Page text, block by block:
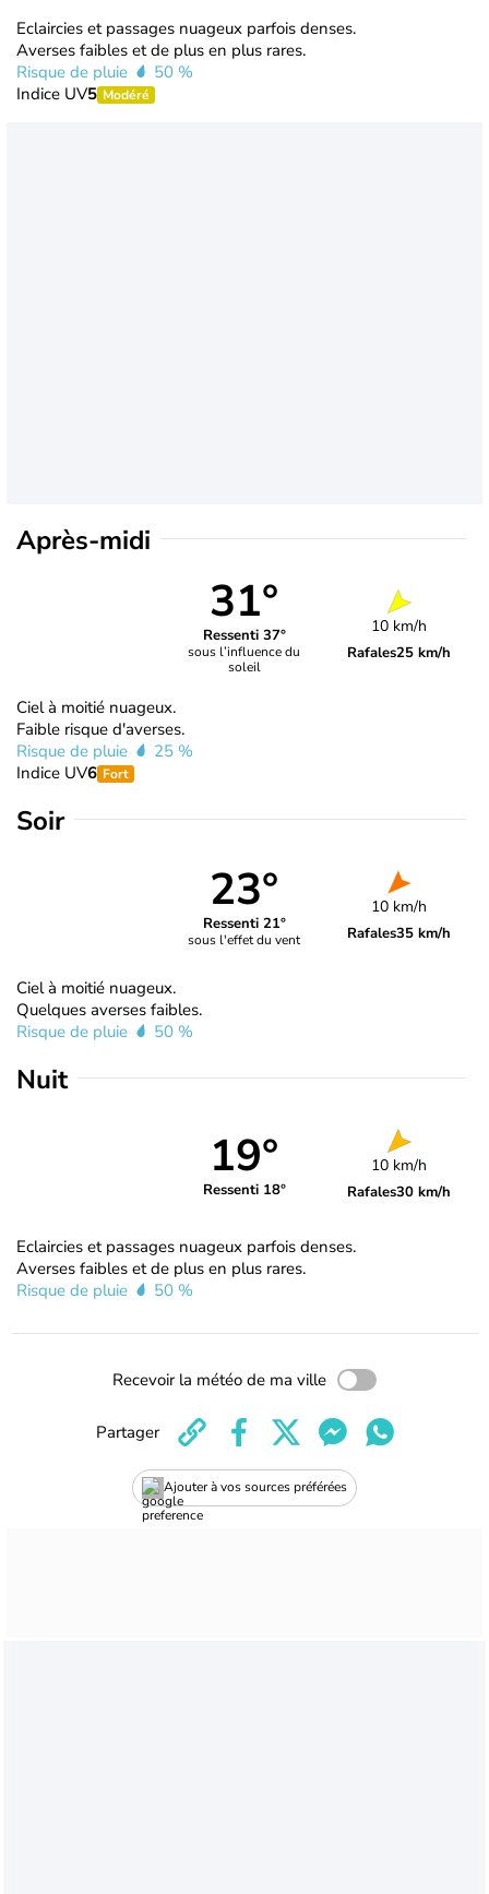
Eclaircies et passages nuageux parfois denses.
Averses faibles et de plus en plus rares.
Risque de pluie
50 %
Indice UV5 Modéré
Après-midi
31°
Ressenti 37°
sous l’influence du
soleil
10 km/h
Rafales25 km/h
Ciel à moitié nuageux.
Faible risque d'averses.
Risque de pluie
25 %
Indice UV6 Fort
Soir
23°
Ressenti 21°
sous l'effet du vent
10 km/h
Rafales35 km/h
Ciel à moitié nuageux.
Quelques averses faibles.
Risque de pluie
50 %
Nuit
19°
Ressenti 18°
10 km/h
Rafales30 km/h
Eclaircies et passages nuageux parfois denses.
Averses faibles et de plus en plus rares.
Risque de pluie
50 %
Recevoir la météo de ma ville
Ajouter à vos sources préférées
Partager